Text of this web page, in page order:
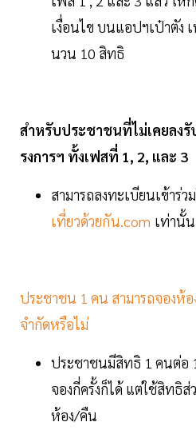
เงื่อนไข บนแอปฯเป๋าตัง
นวน 10 สิทธิ
สำหรับประชาชนที่ไม่เคยลง
รงการฯ ทั้งเฟสที่ 1, 2, และ 3
สามารถลงทะเบียนเข้าร่ว
เที่ยวด้วยกัน.com เท่านั้น
ประชาชน 1 คน สามารถจองห้
จำกัดหรือไม่
ประชาชนมีสิทธิ 1 คนต่อ
จองกี่ครั้งก็ได้ แต่ใช้สิทธิ
ห้อง/คืน